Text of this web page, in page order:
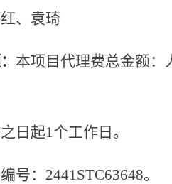
、袁琦
本项目代理费总金额：
日起1个工作日。
号： 2441STC63648。